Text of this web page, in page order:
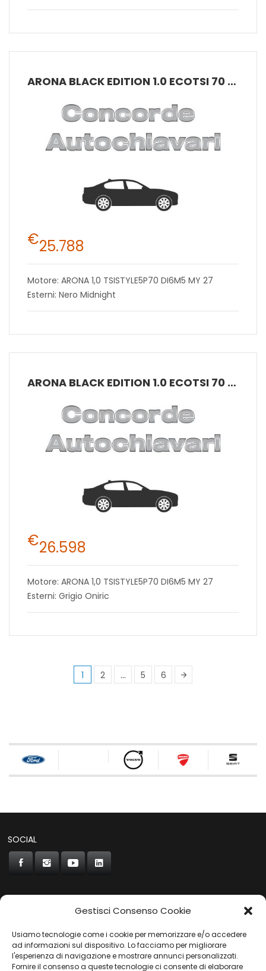
Gestisci Consenso Cookie
Usiamo tecnologie come i cookie per memorizzare e/o accedere
ad informazioni sul dispositivo. Lo facciamo per migliorare
l'esperienza di navigazione e mostrare annunci personalizzati.
Fornire il consenso a queste tecnologie ci consente di elaborare
ARONA BLACK EDITION 1.0 ECOTSI 70 KW (95 CV) BENZINA MANUALE 5 MARCE 2WD
€25.788
Motore: ARONA 1,0 TSISTYLE5P70 DI6M5 MY 27
Esterni: Nero Midnight
ARONA BLACK EDITION 1.0 ECOTSI 70 KW (95 CV) BENZINA MANUALE 5 MARCE 2WD
€26.598
Motore: ARONA 1,0 TSISTYLE5P70 DI6M5 MY 27
Esterni: Grigio Oniric
1 2 … 5 6
SOCIAL
CONCORDE
AUTOCHIAVARI